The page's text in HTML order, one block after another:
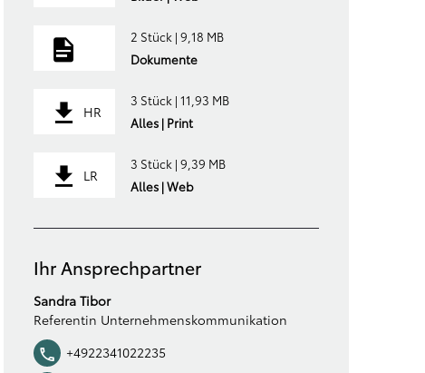
2 Stück | 9,18 MB
Dokumente
HR
3 Stück | 11,93 MB
Alles | Print
LR
3 Stück | 9,39 MB
Alles | Web
Ihr Ansprechpartner
Sandra Tibor
Referentin Unternehmenskommunikation
+4922341022235